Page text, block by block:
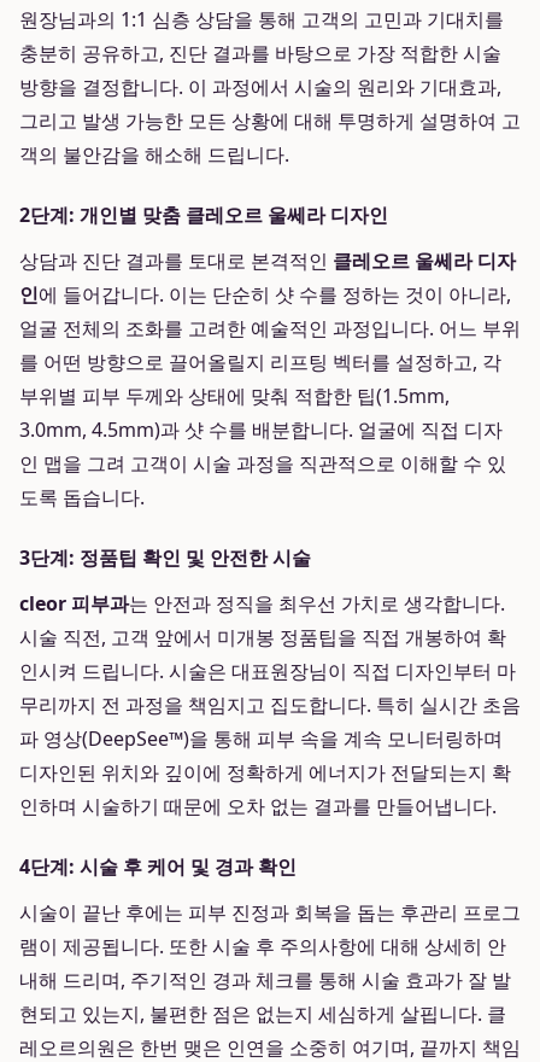
원장님과의 1:1 심층 상담을 통해 고객의 고민과 기대치를
충분히 공유하고, 진단 결과를 바탕으로 가장 적합한 시술
방향을 결정합니다. 이 과정에서 시술의 원리와 기대효과,
그리고 발생 가능한 모든 상황에 대해 투명하게 설명하여 고
객의 불안감을 해소해 드립니다.
2단계: 개인별 맞춤 클레오르 울쎄라 디자인
상담과 진단 결과를 토대로 본격적인 클레오르 울쎄라 디자
인에 들어갑니다. 이는 단순히 샷 수를 정하는 것이 아니라,
얼굴 전체의 조화를 고려한 예술적인 과정입니다. 어느 부위
를 어떤 방향으로 끌어올릴지 리프팅 벡터를 설정하고, 각
부위별 피부 두께와 상태에 맞춰 적합한 팁(1.5mm,
3.0mm, 4.5mm)과 샷 수를 배분합니다. 얼굴에 직접 디자
인 맵을 그려 고객이 시술 과정을 직관적으로 이해할 수 있
도록 돕습니다.
3단계: 정품팁 확인 및 안전한 시술
cleor 피부과는 안전과 정직을 최우선 가치로 생각합니다.
시술 직전, 고객 앞에서 미개봉 정품팁을 직접 개봉하여 확
인시켜 드립니다. 시술은 대표원장님이 직접 디자인부터 마
무리까지 전 과정을 책임지고 집도합니다. 특히 실시간 초음
파 영상(DeepSee™)을 통해 피부 속을 계속 모니터링하며
디자인된 위치와 깊이에 정확하게 에너지가 전달되는지 확
인하며 시술하기 때문에 오차 없는 결과를 만들어냅니다.
4단계: 시술 후 케어 및 경과 확인
시술이 끝난 후에는 피부 진정과 회복을 돕는 후관리 프로그
램이 제공됩니다. 또한 시술 후 주의사항에 대해 상세히 안
내해 드리며, 주기적인 경과 체크를 통해 시술 효과가 잘 발
현되고 있는지, 불편한 점은 없는지 세심하게 살핍니다. 클
레오르의원은 한번 맺은 인연을 소중히 여기며, 끝까지 책임